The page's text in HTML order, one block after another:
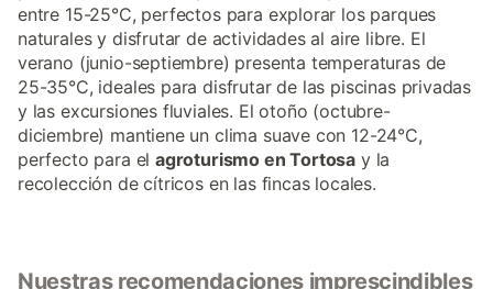
entre 15-25°C, perfectos para explorar los parques
naturales y disfrutar de actividades al aire libre. El
verano (junio-septiembre) presenta temperaturas de
25-35°C, ideales para disfrutar de las piscinas privadas
y las excursiones fluviales. El otoño (octubre-
diciembre) mantiene un clima suave con 12-24°C,
perfecto para elagroturismo en Tortosa y la
recolección de cítricos en las fincas locales.
Nuestras recomendaciones imprescindibles